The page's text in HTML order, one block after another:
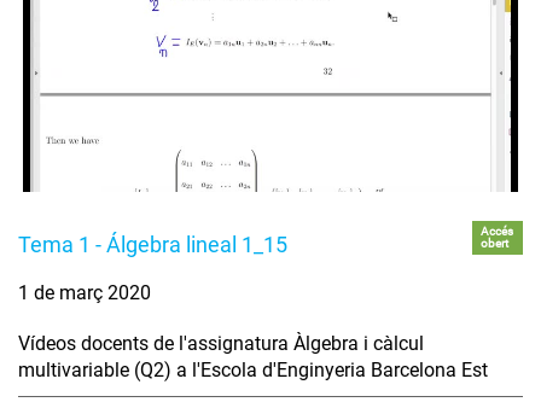
Tema 1 - Álgebra lineal 1_15
Accés
obert
1 de març 2020
Vídeos docents de l'assignatura Àlgebra i càlcul
multivariable (Q2) a l'Escola d'Enginyeria Barcelona Est